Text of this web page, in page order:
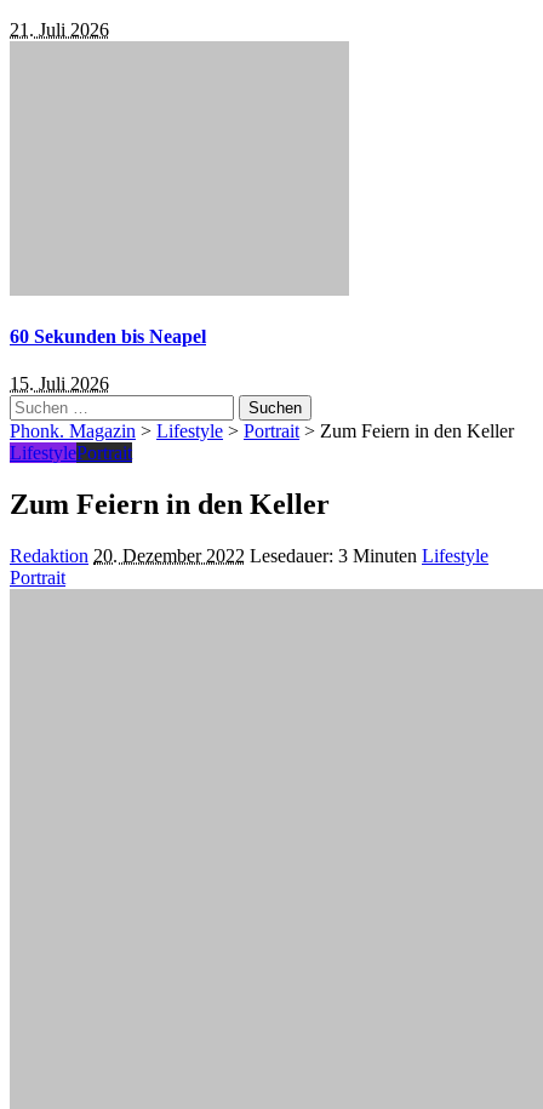
21. Juli 2026
60 Sekunden bis Neapel
15. Juli 2026
Suchen
nach:
Phonk. Magazin > Lifestyle > Portrait > Zum Feiern in den Keller
LifestylePortrait
Zum Feiern in den Keller
Posted
by
Redaktion 20. Dezember 2022 Lesedauer: 3 Minuten Lifestyle
Portrait